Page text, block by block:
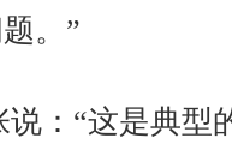
。”
说：“这是典型